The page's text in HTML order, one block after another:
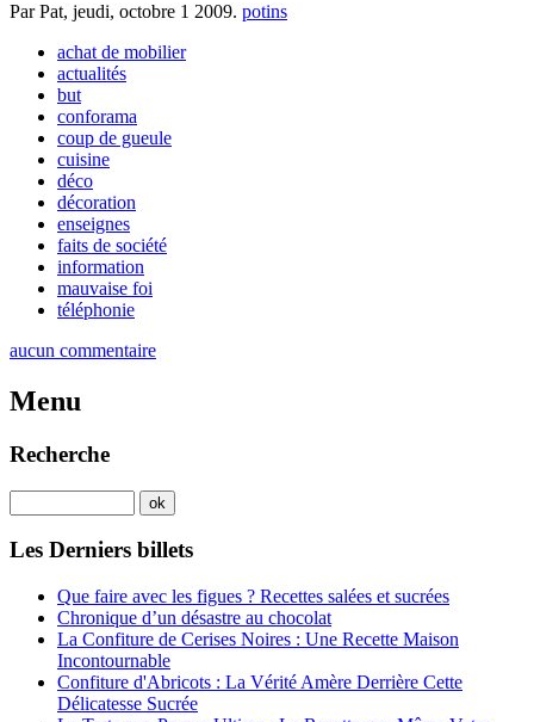
Par Pat, jeudi, octobre 1 2009. potins
achat de mobilier
actualités
but
conforama
coup de gueule
cuisine
déco
décoration
enseignes
faits de société
information
mauvaise foi
téléphonie
aucun commentaire
Menu
Recherche
Les Derniers billets
Que faire avec les figues ? Recettes salées et sucrées
Chronique d’un désastre au chocolat
La Confiture de Cerises Noires : Une Recette Maison
Incontournable
Confiture d'Abricots : La Vérité Amère Derrière Cette
Délicatesse Sucrée